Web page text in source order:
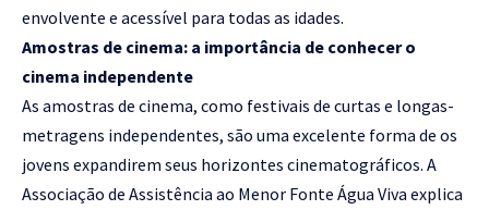
envolvente e acessível para todas as idades.
Amostras de cinema: a importância de conhecer o
cinema independente
As amostras de cinema, como festivais de curtas e longas-
metragens independentes, são uma excelente forma de os
jovens expandirem seus horizontes cinematográficos. A
Associação de Assistência ao Menor Fonte Água Viva explica